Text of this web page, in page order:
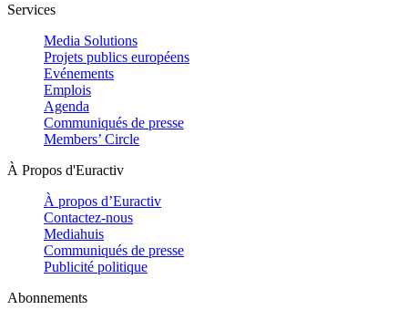
Services
Media Solutions
Projets publics européens
Evénements
Emplois
Agenda
Communiqués de presse
Members’ Circle
À Propos d'Euractiv
À propos d’Euractiv
Contactez-nous
Mediahuis
Communiqués de presse
Publicité politique
Abonnements